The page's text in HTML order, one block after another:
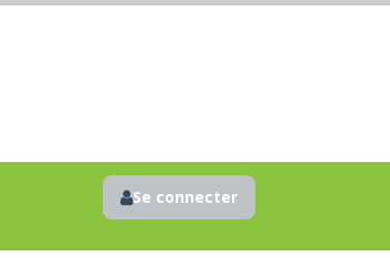
Se connecter